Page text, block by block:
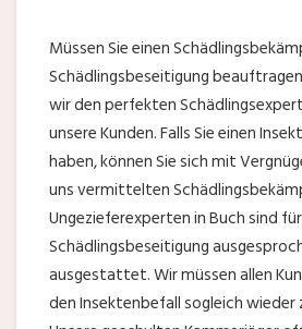
Müssen Sie einen
Schädlingsbeseitigung
wir den perfekten
unsere Kunden. Falls Sie einen
haben, können Sie sich mit
uns vermittelten
Ungezieferexperten in Buch sind
Schädlingsbeseitigung
ausgestattet. Wir müssen allen
den Insektenbefall sogleich wieder